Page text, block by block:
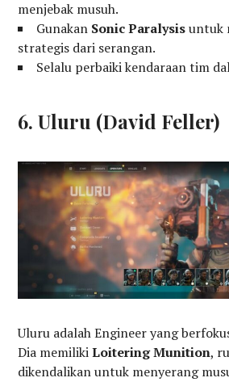
menjebak musuh.
Gunakan Sonic Paralysisuntuk
strategis dari serangan.
Selalu perbaiki kendaraan tim
6. Uluru (David Feller)
Uluru adalah Engineer yang
Dia memilikiLoitering Munition,
dikendalikan untuk menyerang